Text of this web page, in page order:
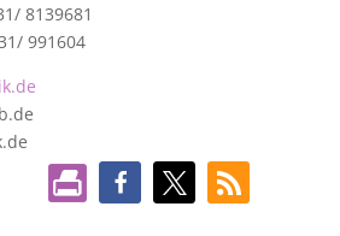
8139681
991604